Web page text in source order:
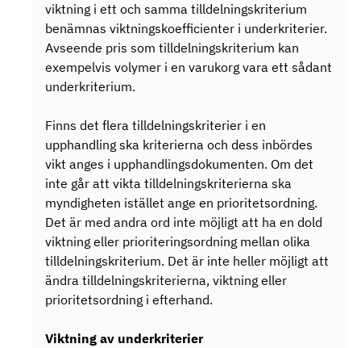
viktning i ett och samma tilldelningskriterium
benämnas viktningskoefficienter i underkriterier.
Avseende pris som tilldelningskriterium kan
exempelvis volymer i en varukorg vara ett sådant
underkriterium.
Finns det flera tilldelningskriterier i en
upphandling ska kriterierna och dess inbördes
vikt anges i upphandlingsdokumenten. Om det
inte går att vikta tilldelningskriterierna ska
myndigheten istället ange en prioritetsordning.
Det är med andra ord inte möjligt att ha en dold
viktning eller prioriteringsordning mellan olika
tilldelningskriterium. Det är inte heller möjligt att
ändra tilldelningskriterierna, viktning eller
prioritetsordning i efterhand.
Viktning av underkriterier